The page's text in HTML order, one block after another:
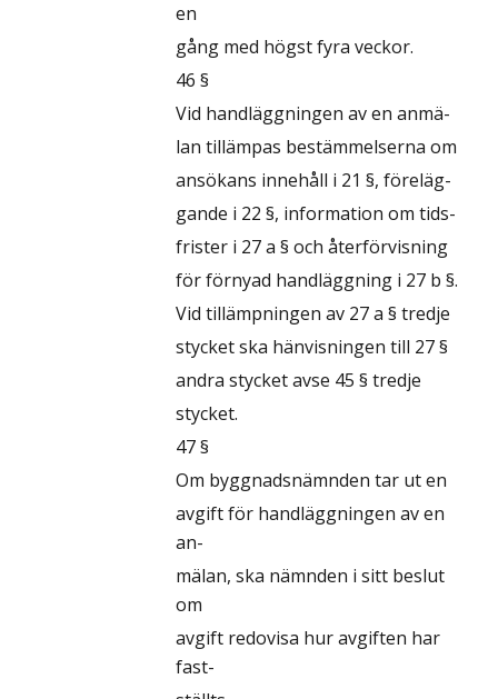
en
gång med högst fyra veckor.
46 §
Vid handläggningen av en anmä-
lan tillämpas bestämmelserna om
ansökans innehåll i 21 §, föreläg-
gande i 22 §, information om tids-
frister i 27 a § och återförvisning
för förnyad handläggning i 27 b §.
Vid tillämpningen av 27 a § tredje
stycket ska hänvisningen till 27 §
andra stycket avse 45 § tredje
stycket.
47 §
Om byggnadsnämnden tar ut en
avgift för handläggningen av en
an-
mälan, ska nämnden i sitt beslut
om
avgift redovisa hur avgiften har
fast-